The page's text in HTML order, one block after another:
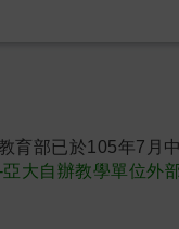
育部已於105年7月
亞大自辦教學單位外